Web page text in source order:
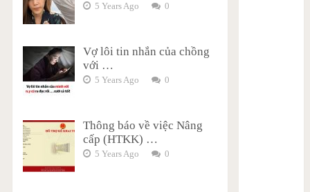
5 Years Ago 0
Vợ lôi tin nhắn của chồng
với …
5 Years Ago 0
Thông báo về việc Nâng
cấp (HTKK) …
5 Years Ago 0